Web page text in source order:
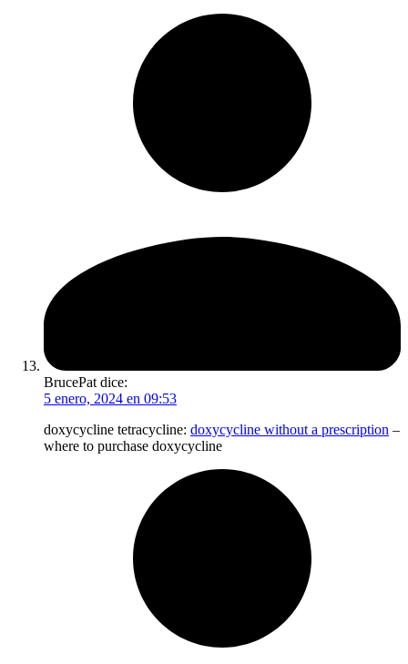
BrucePat dice:
5 enero, 2024 en 09:53
doxycycline tetracycline: doxycycline without a prescription –
where to purchase doxycycline